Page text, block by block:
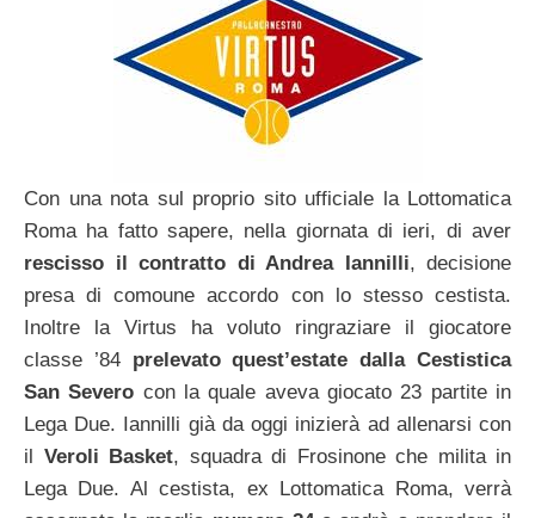
Con una nota sul proprio sito ufficiale la Lottomatica
Roma ha fatto sapere, nella giornata di ieri, di aver
rescisso il contratto di Andrea Iannilli, decisione
presa di comoune accordo con lo stesso cestista.
Inoltre la Virtus ha voluto ringraziare il giocatore
classe ’84 prelevato quest’estate dalla Cestistica
San Severo con la quale aveva giocato 23 partite in
Lega Due. Iannilli già da oggi inizierà ad allenarsi con
il Veroli Basket, squadra di Frosinone che milita in
Lega Due. Al cestista, ex Lottomatica Roma, verrà